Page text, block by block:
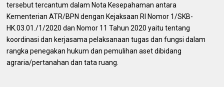
tersebut tercantum dalam Nota Kesepahaman antara
Kementerian ATR/BPN dengan Kejaksaan RI Nomor 1/SKB-
HK.03.01./1/2020 dan Nomor 11 Tahun 2020 yaitu tentang
koordinasi dan kerjasama pelaksanaan tugas dan fungsi dalam
rangka penegakan hukum dan pemulihan aset dibidang
agraria/pertanahan dan tata ruang.